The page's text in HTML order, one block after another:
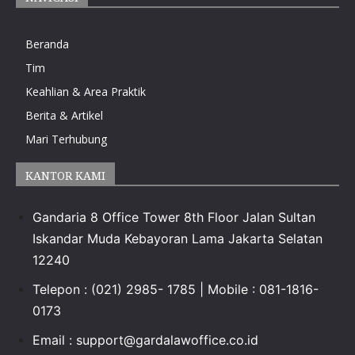
Beranda
Tim
Keahlian & Area Praktik
Berita & Artikel
Mari Terhubung
KANTOR KAMI
Gandaria 8 Office Tower 8th Floor Jalan Sultan
Iskandar Muda Kebayoran Lama Jakarta Selatan
12240
Telepon : (021) 2985- 1785 | Mobile : 081-1816-
0173
Email : support@gardalawoffice.co.id